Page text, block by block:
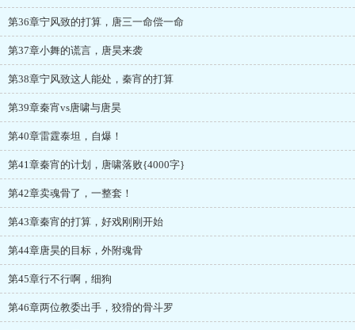
第36章宁风致的打算，唐三一命偿一命
第37章小舞的谎言，唐昊来袭
第38章宁风致这人能处，秦宵的打算
第39章秦宵vs唐啸与唐昊
第40章雷霆泰坦，自爆！
第41章秦宵的计划，唐啸落败{4000字}
第42章卖魂骨了，一整套！
第43章秦宵的打算，好戏刚刚开始
第44章唐昊的目标，外附魂骨
第45章行不行啊，细狗
第46章两位教委出手，狡猾的骨斗罗